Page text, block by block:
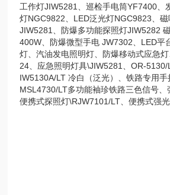
工作灯JIW5281、巡检手电筒YF7400、
灯NGC9822、LED泛光灯NGC9823、
JIW5281、防爆多功能探照灯JIW5282
400W、防爆微型手电 JW7302、LED平
灯、汽油发电照明灯、防爆移动式应急
24、应急照明灯具\JIW5281、OR-
IW5130A/LT 冷白（泛光）、铁路专用手
MSL4730/LT多功能袖珍铁路三色信号、
便携式探照灯\RJW7101/LT、便携式强